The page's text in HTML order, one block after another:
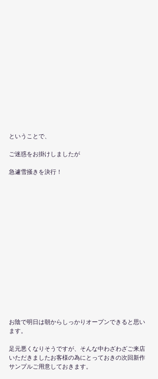
ということで、
ご迷惑をお掛けしましたが
急遽雪掻きを決行！
お陰で明日は朝からしっかりオープンできると思い
ます。
足元悪くなりそうですが、そんな中わざわざご来店
いただきましたお客様の為にとっておきの次回新作
サンプルご用意しておきます。